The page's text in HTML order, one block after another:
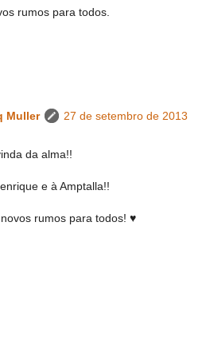
rumos para todos.
Muller
27 de setembro de 2013
da alma!!
e à Amptalla!!
rumos para todos! ♥